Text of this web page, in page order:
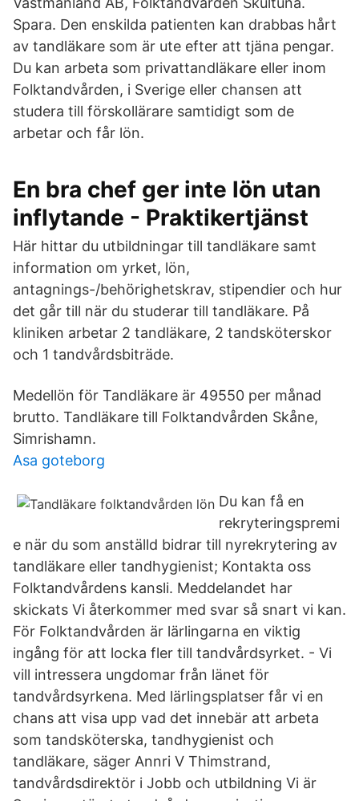
Spara. Den enskilda patienten kan drabbas hårt
av tandläkare som är ute efter att tjäna pengar.
Du kan arbeta som privattandläkare eller inom
Folktandvården, i Sverige eller chansen att
studera till förskollärare samtidigt som de
arbetar och får lön.
En bra chef ger inte lön utan
inflytande - Praktikertjänst
Här hittar du utbildningar till tandläkare samt
information om yrket, lön,
antagnings-/behörighetskrav, stipendier och hur
det går till när du studerar till tandläkare. På
kliniken arbetar 2 tandläkare, 2 tandsköterskor
och 1 tandvårdsbiträde.
Medellön för Tandläkare är 49550 per månad
brutto. Tandläkare till Folktandvården Skåne,
Simrishamn.
Asa goteborg
Du kan få en
rekryteringspremi
e när du som anställd bidrar till nyrekrytering av
tandläkare eller tandhygienist; Kontakta oss
Folktandvårdens kansli. Meddelandet har
skickats Vi återkommer med svar så snart vi kan.
För Folktandvården är lärlingarna en viktig
ingång för att locka fler till tandvårdsyrket. - Vi
vill intressera ungdomar från länet för
tandvårdsyrkena. Med lärlingsplatser får vi en
chans att visa upp vad det innebär att arbeta
som tandsköterska, tandhygienist och
tandläkare, säger Annri V Thimstrand,
tandvårdsdirektör i Jobb och utbildning Vi är